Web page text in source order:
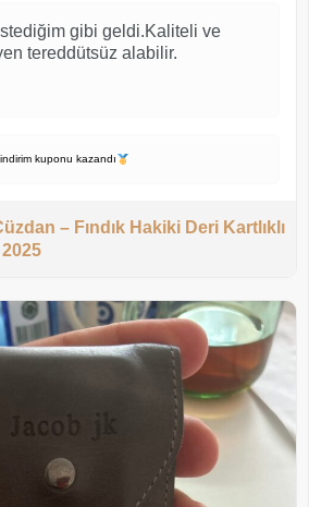
gibi geldi.Kaliteli ve
tereddütsüz alabilir.
kuponu kazandı
– Fındık Hakiki Deri Kartlıklı